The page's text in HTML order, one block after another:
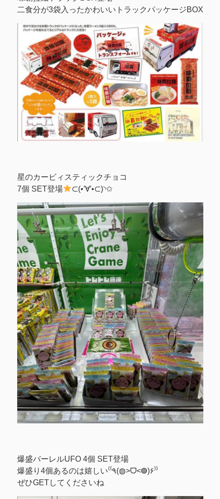
二食分が3袋入ったかわいいトラックパッケージBOX
星のカービィスティックチョコ
7個 SET登場
⊂(•′∀′•⊂)◝✩
‎爆盛バーレルUFO 4個 SET登場
‎爆盛り4個あるのは嬉しい⁽⁽٩(◍˃ᗜ˂◍)۶⁾⁾
‎ぜひGETしてくださいね